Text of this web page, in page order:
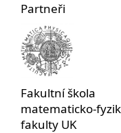
Partneři
Fakultní škola
matematicko-
fakulty UK